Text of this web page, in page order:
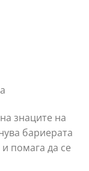
знаците на
бариерата
помага да се